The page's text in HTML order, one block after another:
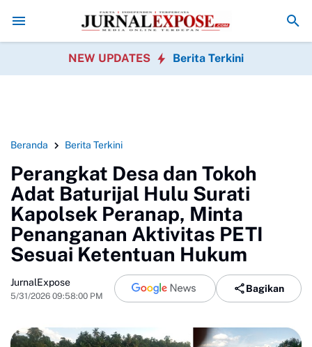
Pegawai Kecamatan Caringin Gelar Khitanan Massal
NEW UPDATES Berita Terkini
Beranda Berita Terkini
Perangkat Desa dan Tokoh
Adat Baturijal Hulu Surati
Kapolsek Peranap, Minta
Penanganan Aktivitas PETI
Sesuai Ketentuan Hukum
JurnalExpose
5/31/2026 09:58:00 PM
Bagikan